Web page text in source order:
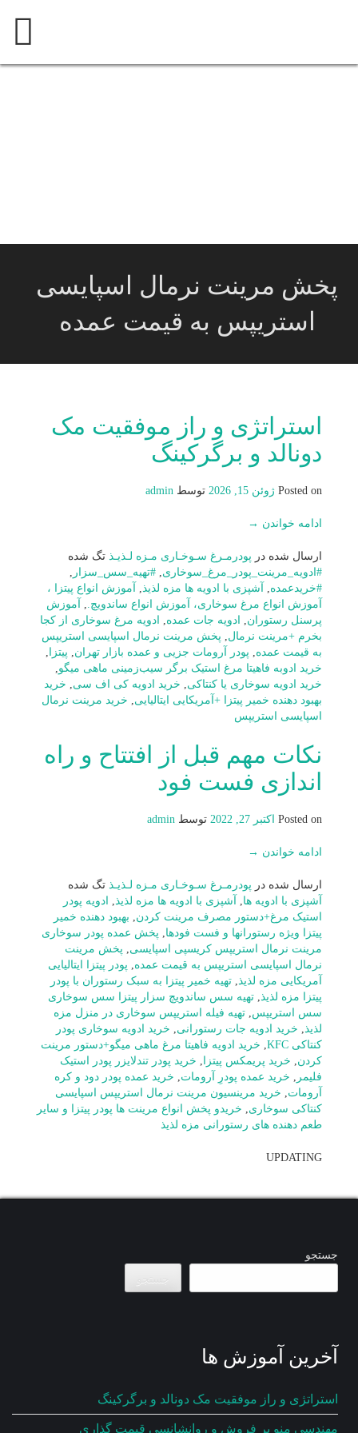
به
پخش مرینت نرمال اسپایسی
استریپس به قیمت عمده
استراتژی و راز موفقیت مک
دونالد و برگرکینگ
Posted on ژوئن 15, 2026 توسط admin
ادامه خواندن →
ارسال شده در پودرمـرغ سـوخـاری مـزه لـذیـذ تگ شده
#ادویه_مرینت_پودر_مرغ_سوخاری, #تهیه_سس_سزار ,
#خریدعمده, آشپزی با ادویه ها مزه لذیذ,
آموزش انواع پیتزا ،
آموزش انواع مرغ سوخاری، آموزش انواع ساندویچ.,
آموزش
پرسنل رستوران, ادویه جات عمده, ادویه مرغ سوخاری از کجا
بخرم +مرینت نرمال, پخش مرینت نرمال اسپایسی استریپس
به قیمت عمده, پودر آرومات جزیی و عمده بازار تهران, پیتزا ,
خرید ادوبه فاهیتا مرغ استیک برگر سیب‌زمینی ماهی میگو,
خرید ادویه سوخاری یا کنتاکی, خرید ادویه کی اف سی, خرید
بهبود دهنده خمیر پیتزا +آمریکایی ایتالیایی, خرید مرینت نرمال
اسپایسی استریپس
نکات مهم قبل از افتتاح و راه
اندازی فست فود
Posted on اکتبر 27, 2022 توسط admin
ادامه خواندن →
ارسال شده در پودرمـرغ سـوخـاری مـزه لـذیـذ تگ شده
آشپزی با ادویه ها, آشپزی با ادویه ها مزه لذیذ, ادویه پودر
استیک مرغ+دستور مصرف مرینت کردن, بهبود دهنده خمیر
پیتزا ویژه رستورانها و فست فودها, پخش عمده پودر سوخاری
مرینت نرمال استريپس کریسپی اسپایسی, پخش مرینت
نرمال اسپایسی استریپس به قیمت عمده, پودر پیتزا ایتالیایی
آمریکایی مزه لذیذ, تهیه خمیر پیتزا به سبک رستوران با پودر
پیتزا مزه لذیذ, تهیه سس ساندویچ سزار پیتزا سس سوخاری
سس استریپس, تهیه فیله استریپس سوخاری در منزل مزه
لذیذ, خرید ادویه جات رستورانی, خرید ادویه سوخاری پودر
کنتاکی KFC
, خرید ادویه فاهیتا مرغ ماهی میگو+دستور مرینت
کردن, خرید پریمکس پیتزا , خرید پودر تندلایزر پودر استیک
فلیمر , خرید عمده پودرِ آرومات, خرید عمده پودر دود و کره
آرومات, خرید مرینسیون مرینت نرمال استریپس اسپایسی
کنتاکی سوخاری, خریدو پخش انواع مرینت ها پودر پیتزا و سایر
طعم دهنده های رستورانی مزه لذیذ
UPDATING
جستجو
جستجو
آخرین آموزش ها
استراتژی و راز موفقیت مک دونالد و برگرکینگ
مهندسی منو پر فروش و روانشانسی قیمت گذاری